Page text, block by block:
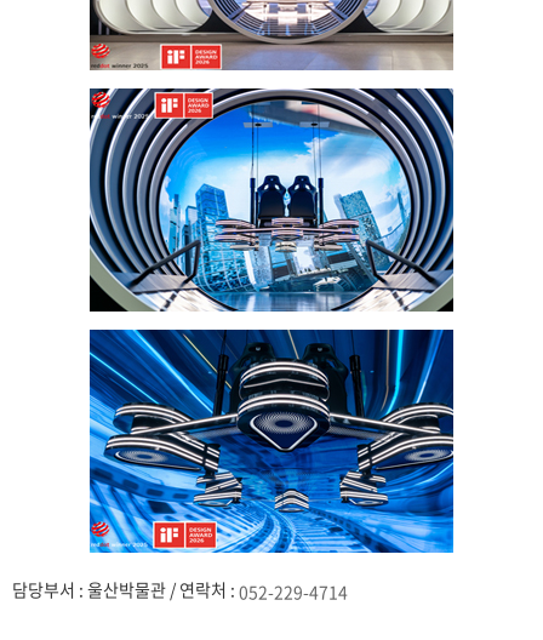
담당부서 : 울산박물관 / 연락처 : 052-229-4714